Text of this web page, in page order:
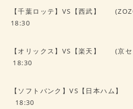
【千葉ロッテ】VS【西武】
18:30
【オリックス】VS【楽天
18:30
【ソフトバンク】VS【日本
18:30